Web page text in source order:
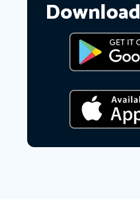
Download